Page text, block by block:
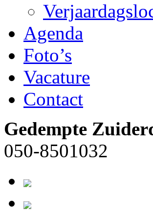
Agenda
Foto’s
Vacature
Contact
Gedempte
050-8501032